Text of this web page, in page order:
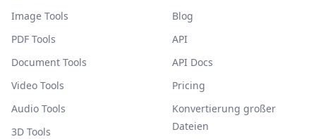
Image Tools
PDF Tools
Document Tools
Video Tools
Audio Tools
3D Tools
Blog
API
API Docs
Pricing
Konvertierung großer
Dateien